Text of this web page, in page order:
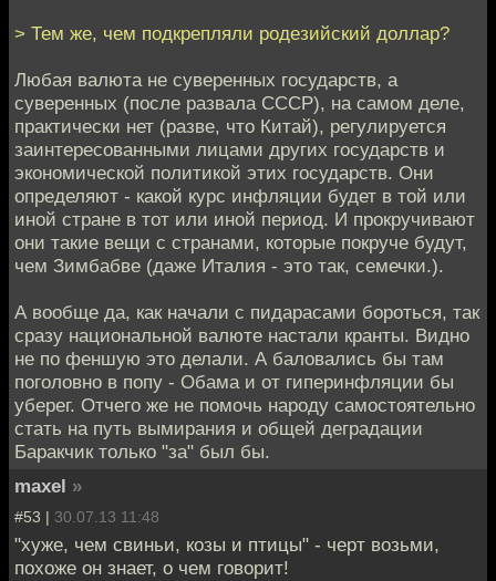
> Тем же, чем подкрепляли родезийский доллар?
Любая валюта не суверенных государств, а
суверенных (после развала СССР), на самом деле,
практически нет (разве, что Китай), регулируется
заинтересованными лицами других государств и
экономической политикой этих государств. Они
определяют - какой курс инфляции будет в той или
иной стране в тот или иной период. И прокручивают
они такие вещи с странами, которые покруче будут,
чем Зимбабве (даже Италия - это так, семечки.).
А вообще да, как начали с пидарасами бороться, так
сразу национальной валюте настали кранты. Видно
не по феншую это делали. А баловались бы там
поголовно в попу - Обама и от гиперинфляции бы
уберег. Отчего же не помочь народу самостоятельно
стать на путь вымирания и общей деградации
Баракчик только "за" был бы.
maxel »
#53 | 30.07.13 11:48
"хуже, чем свиньи, козы и птицы" - черт возьми,
похоже он знает, о чем говорит!